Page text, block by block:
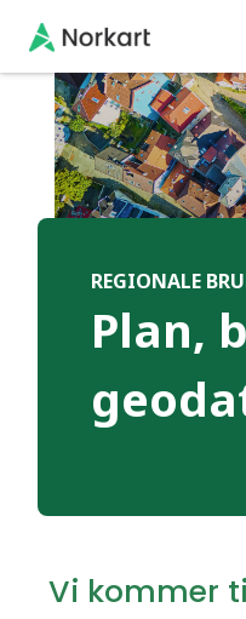
REGIONALE
Plan,
Vi kommer